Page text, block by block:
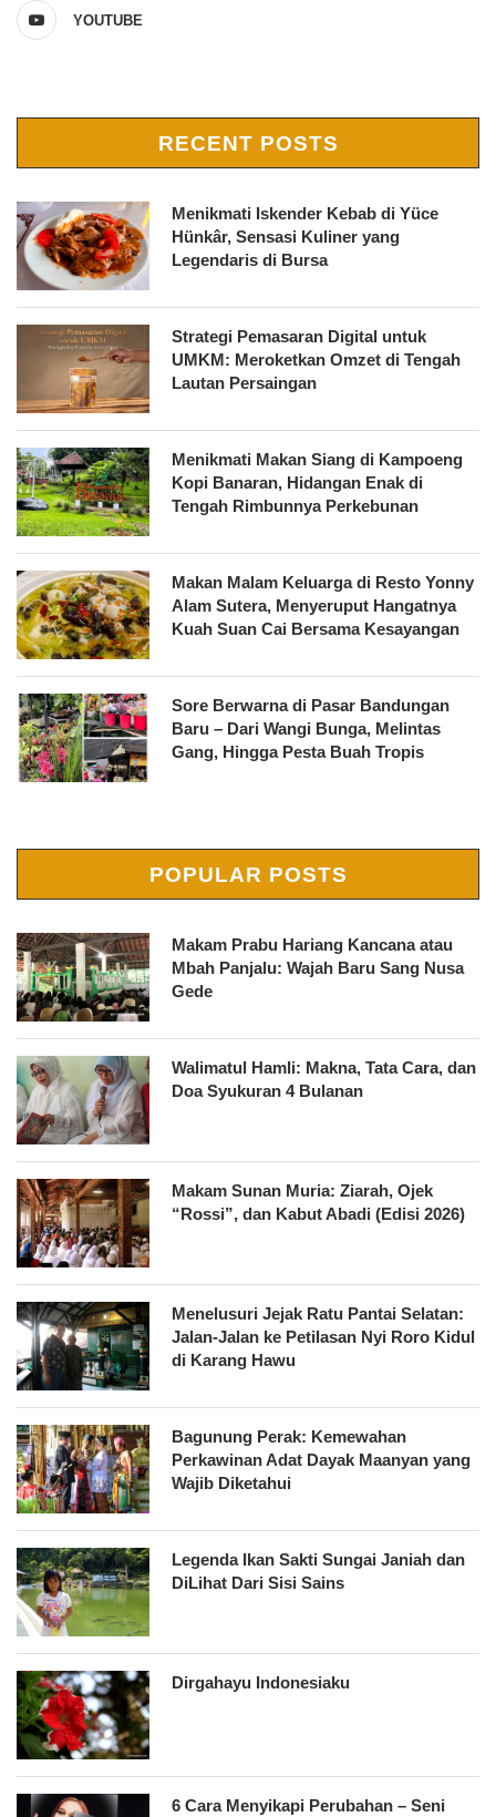
YOUTUBE
RECENT POSTS
Menikmati Iskender Kebab di Yüce
Hünkâr, Sensasi Kuliner yang
Legendaris di Bursa
Strategi Pemasaran Digital untuk
UMKM: Meroketkan Omzet di Tengah
Lautan Persaingan
Menikmati Makan Siang di Kampoeng
Kopi Banaran, Hidangan Enak di
Tengah Rimbunnya Perkebunan
Makan Malam Keluarga di Resto Yonny
Alam Sutera, Menyeruput Hangatnya
Kuah Suan Cai Bersama Kesayangan
Sore Berwarna di Pasar Bandungan
Baru – Dari Wangi Bunga, Melintas
Gang, Hingga Pesta Buah Tropis
POPULAR POSTS
Makam Prabu Hariang Kancana atau
Mbah Panjalu: Wajah Baru Sang Nusa
Gede
Walimatul Hamli: Makna, Tata Cara, dan
Doa Syukuran 4 Bulanan
Makam Sunan Muria: Ziarah, Ojek
“Rossi”, dan Kabut Abadi (Edisi 2026)
Menelusuri Jejak Ratu Pantai Selatan:
Jalan-Jalan ke Petilasan Nyi Roro Kidul
di Karang Hawu
Bagunung Perak: Kemewahan
Perkawinan Adat Dayak Maanyan yang
Wajib Diketahui
Legenda Ikan Sakti Sungai Janiah dan
DiLihat Dari Sisi Sains
Dirgahayu Indonesiaku
6 Cara Menyikapi Perubahan – Seni